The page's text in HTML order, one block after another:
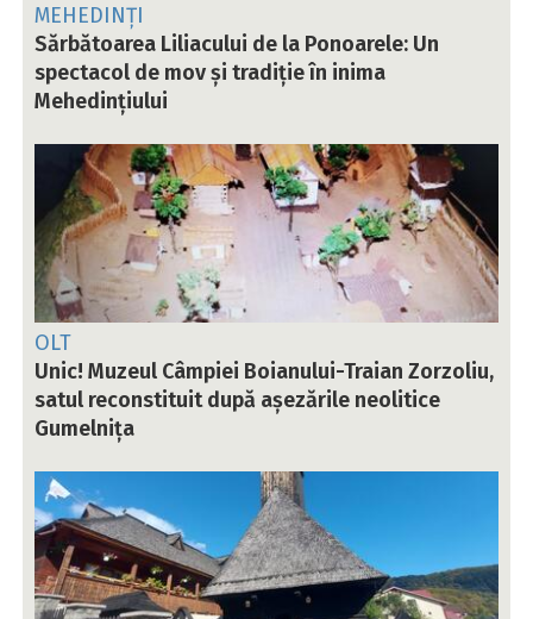
MEHEDINȚI
Sărbătoarea Liliacului de la Ponoarele: Un
spectacol de mov și tradiție în inima
Mehedințiului
OLT
Unic! Muzeul Câmpiei Boianului-Traian Zorzoliu,
satul reconstituit după așezările neolitice
Gumelnița